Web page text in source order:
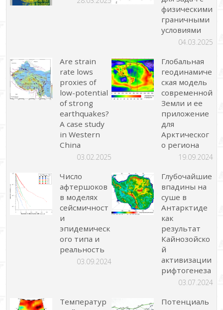
физическими
граничными
условиями
04.03.2025
Are strain
rate lows
proxies of
low-potential
of strong
earthquakes?
A case study
in Western
China
03.02.2025
Глобальная
геодинамиче
ская модель
современной
Земли и ее
приложение
для
Арктическог
о региона
19.09.2024
Число
афтершоков
в моделях
сейсмичност
и
эпидемическ
ого типа и
реальность
03.09.2024
Глубочайшие
впадины на
суше в
Антарктиде
как
результат
Кайнозойско
й
активизации
рифтогенеза
03.07.2024
Температур
Потенциаль